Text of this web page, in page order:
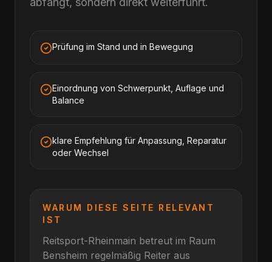
Prüfung im Stand und in Bewegung
Einordnung von Schwerpunkt, Auflage und
Balance
klare Empfehlung für Anpassung, Reparatur
oder Wechsel
WARUM DIESE SEITE RELEVANT
IST
Reitsport-Rheinmain betreut im Raum
Bensheim regelmäßig Reiter aus